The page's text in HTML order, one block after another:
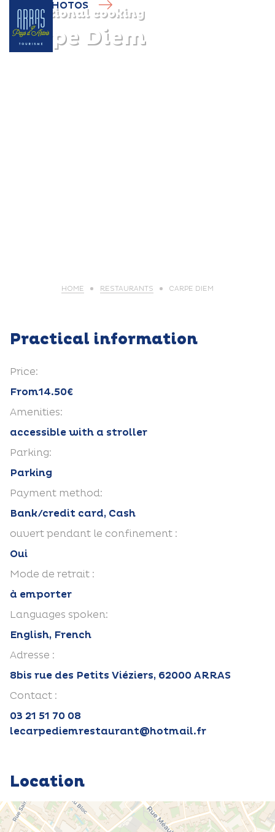
Traditional cooking
Carpe Diem
PHOTOS
HOME RESTAURANTS CARPE DIEM
Practical information
Price:
From14.50€
Amenities:
accessible with a stroller
Parking:
Parking
Payment method:
Bank/credit card, Cash
ouvert pendant le confinement :
Oui
Mode de retrait :
à emporter
Languages spoken:
English, French
Adresse :
8bis rue des Petits Viéziers, 62000 ARRAS
Contact :
03 21 51 70 08
lecarpediemrestaurant@hotmail.fr
Location